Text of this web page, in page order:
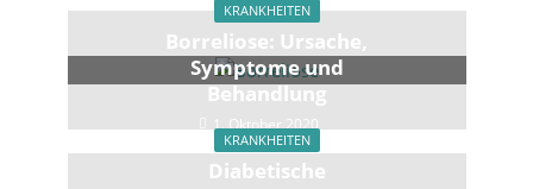
KRANKHEITEN
Borreliose: Ursache,
Symptome und
Behandlung
1. Oktober 2020
KRANKHEITEN
Diabetische